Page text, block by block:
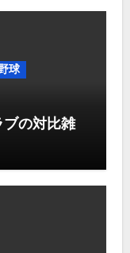
球
ブの対比雑